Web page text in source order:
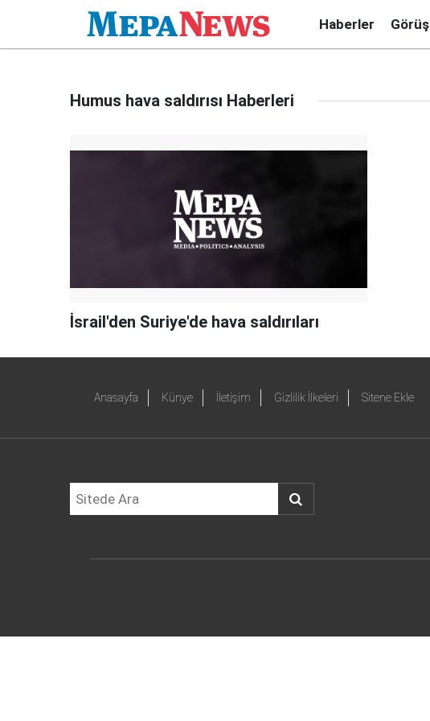
Haberler Görüş
Humus hava saldırısı Haberleri
İsrail'den Suriye'de hava saldırıları
Anasayfa Künye İletişim Gizlilik İlkeleri Sitene Ekle